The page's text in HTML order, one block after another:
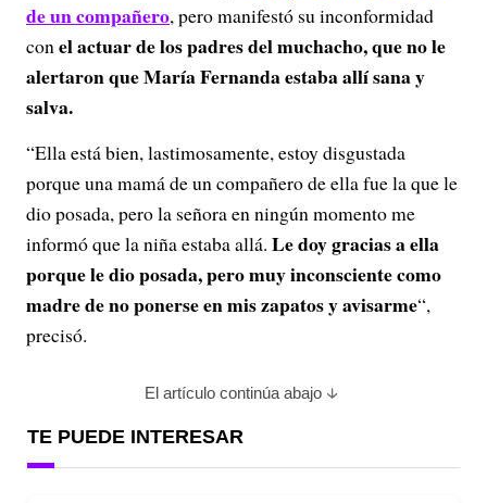
de un compañero, pero manifestó su inconformidad
conel actuar de los padres del muchacho, que no le
alertaron que María Fernanda estaba allí sana y
salva.
“Ella está bien, lastimosamente, estoy disgustada
porque una mamá de un compañero de ella fue la que le
dio posada, pero la señora en ningún momento me
informó que la niña estaba allá. Le doy gracias a ella
porque le dio posada, pero muy inconsciente como
madre de no ponerse en mis zapatos y avisarme“,
precisó.
El artículo continúa abajo
TE PUEDE INTERESAR